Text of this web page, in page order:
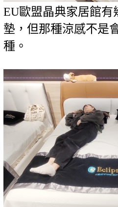
EU歐盟晶典家居館有
墊，但那種涼感不是
種。